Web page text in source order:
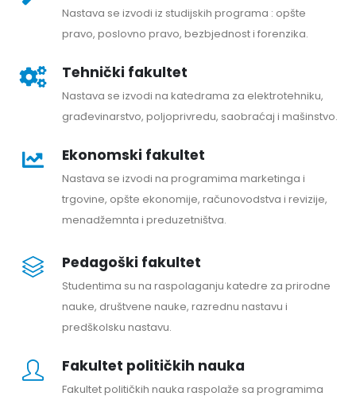
Nastava se izvodi iz studijskih programa : opšte
pravo, poslovno pravo, bezbjednost i forenzika.
Tehnički fakultet
Nastava se izvodi na katedrama za elektrotehniku,
građevinarstvo, poljoprivredu, saobraćaj i mašinstvo.
Ekonomski fakultet
Nastava se izvodi na programima marketinga i
trgovine, opšte ekonomije, računovodstva i revizije,
menadžemnta i preduzetništva.
Pedagoški fakultet
Studentima su na raspolaganju katedre za prirodne
nauke, društvene nauke, razrednu nastavu i
predškolsku nastavu.
Fakultet političkih nauka
Fakultet političkih nauka raspolaže sa programima